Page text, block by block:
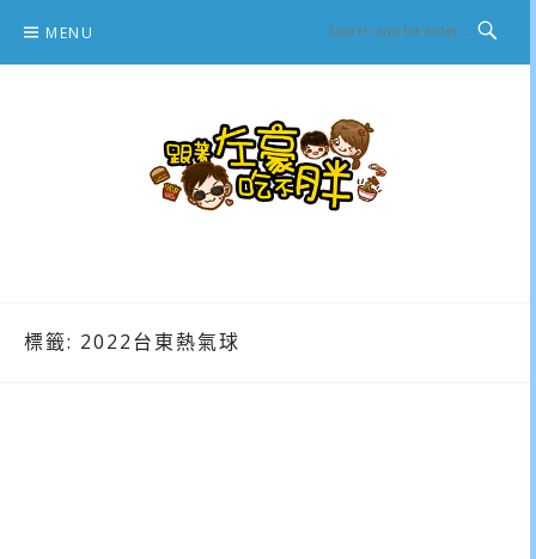
content
MENU
標籤: 2022台東熱氣球